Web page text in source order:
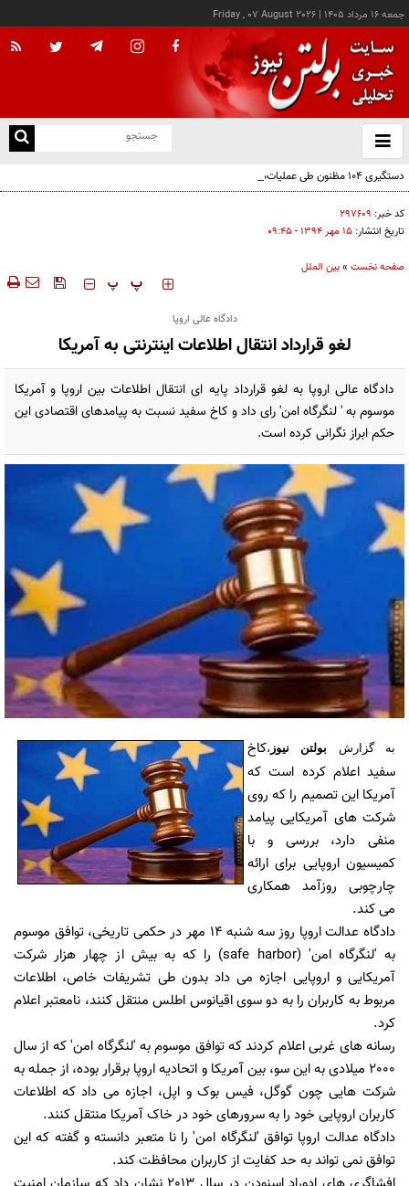
جمعه ۱۶ مرداد ۱۴۰۵ |
Friday , 07 August 2026
باز
و
دستگیری ۱۰۴ مظنون طی عملیات‌هایی علیه داعش در ترکیه
کد خبر: ۲۹۷۶۰۹
تاریخ انتشار: ۱۵ مهر ۱۳۹۴ - ۰۹:۴۵
صفحه نخست »بین الملل
‍‍‍ پ پ
دادگاه عالی اروپا
لغو قرارداد انتقال اطلاعات اینترنتی به آمریکا
دادگاه عالی اروپا به لغو قرارداد پایه ای انتقال اطلاعات بین اروپا و آمریکا
موسوم به ' لنگرگاه امن' رای داد و کاخ سفید نسبت به پیامدهای اقتصادی این
حکم ابراز نگرانی کرده است.
به گزارش بولتن نیوز ،کاخ
سفید اعلام کرده است که
آمریکا این تصمیم را که روی
شرکت های آمریکایی پیامد
منفی دارد، بررسی و با
کمیسیون اروپایی برای ارائه
چارچوبی روزآمد همکاری
می کند.
دادگاه عدالت اروپا روز سه شنبه 14 مهر در حکمی تاریخی، توافق موسوم
به 'لنگرگاه امن' (safe harbor) را که به بیش از چهار هزار شرکت
آمریکایی و اروپایی اجازه می داد بدون طی تشریفات خاص، اطلاعات
مربوط به کاربران را به دو سوی اقیانوس اطلس منتقل کنند، نامعتبر اعلام
کرد.
رسانه های غربی اعلام کردند که توافق موسوم به 'لنگرگاه امن' که از سال
2000 میلادی به این سو، بین آمریکا و اتحادیه اروپا برقرار بوده، از جمله به
شرکت هایی چون گوگل، فیس بوک و اپل، اجازه می داد که اطلاعات
کاربران اروپایی خود را به سرورهای خود در خاک آمریکا منتقل کنند.
دادگاه عدالت اروپا توافق 'لنگرگاه امن' را نا متعبر دانسته و گفته که این
توافق نمی تواند به حد کفایت از کاربران محافظت کند.